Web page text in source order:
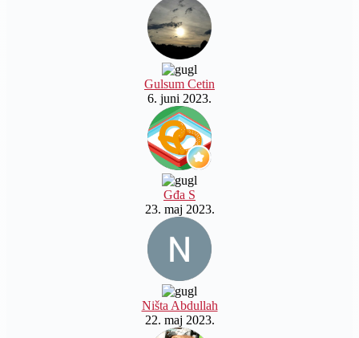
Gulsum Cetin
6. juni 2023.
Gđa S
23. maj 2023.
Ništa Abdullah
22. maj 2023.